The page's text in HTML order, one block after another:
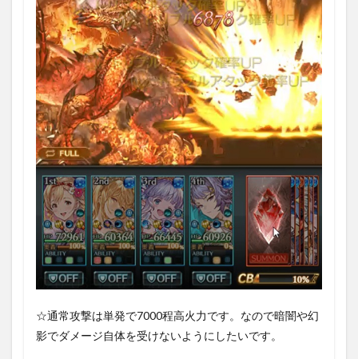
☆通常攻撃は単発で7000程高火力です。なので暗闇や幻
影でダメージ自体を受けないようにしたいです。